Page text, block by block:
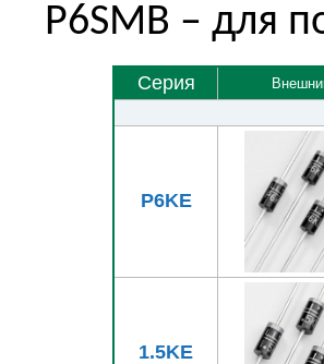
P6SMB – для
Серия
P6KE
1.5KE